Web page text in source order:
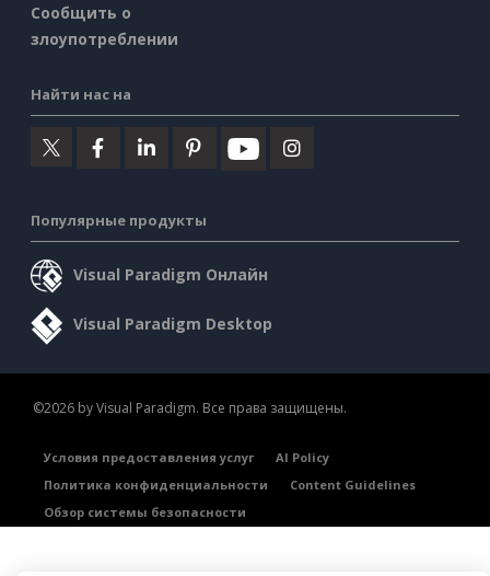
Сообщить о
злоупотреблении
Найти нас на
Популярные продукты
Visual Paradigm Онлайн
Visual Paradigm Desktop
©2026 by Visual Paradigm. Все права защищены.
Условия предоставления услуг
AI Policy
Политика конфиденциальности
Content Guidelines
Обзор системы безопасности